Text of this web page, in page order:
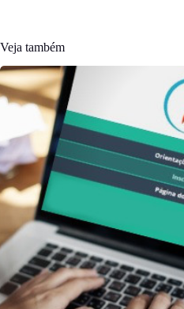
Veja também